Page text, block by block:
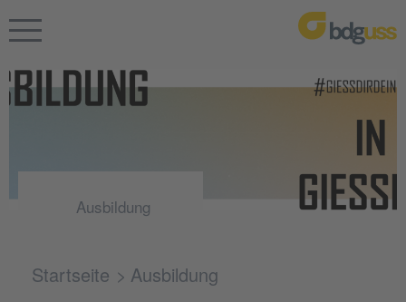
Ausbildung
Startseite Ausbildung